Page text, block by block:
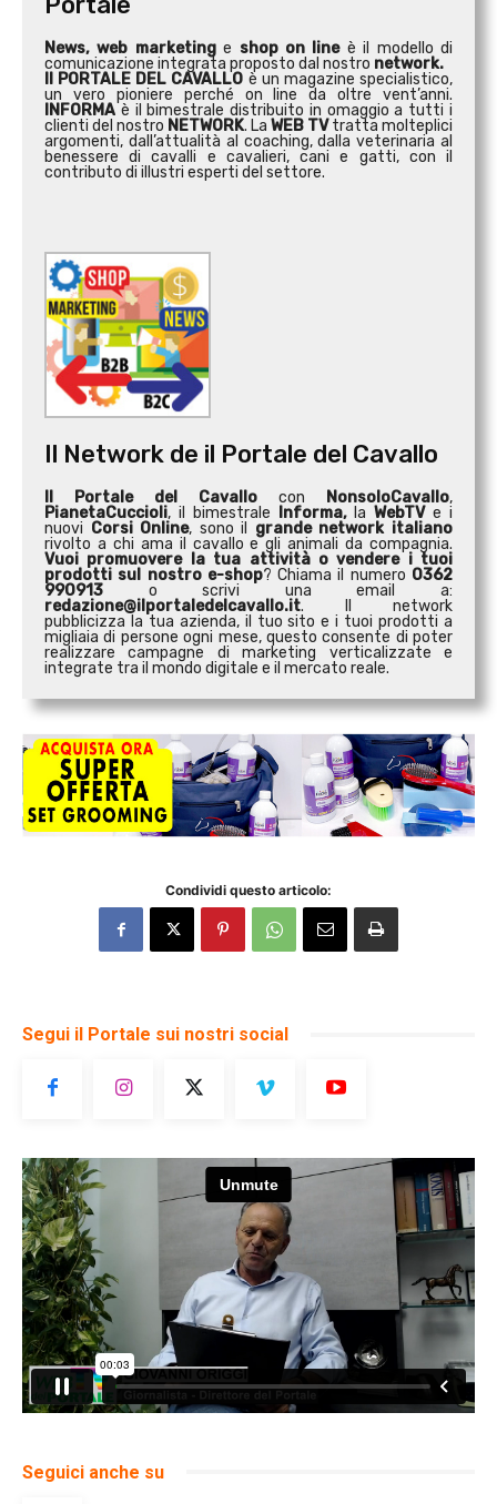
News, web marketinge shop on line è il modello di
comunicazione integrata proposto dal nostro network.
Il PORTALE DEL CAVALLO è un magazine specialistico,
un vero pioniere perché on line da oltre vent’anni.
INFORMA è il bimestrale distribuito in omaggio a tutti i
clienti del nostro NETWORK. La WEB TVtratta molteplici
argomenti, dall’attualità al coaching, dalla veterinaria al
benessere di cavalli e cavalieri, cani e gatti, con il
contributo di illustri esperti del settore.
Il Network de il Portale del Cavallo
Il Portale del Cavallo con NonsoloCavallo,
PianetaCuccioli, il bimestrale Informa,laWebTVe i
nuovi Corsi Online, sono il grande network italiano
rivolto a chi ama il cavallo e gli animali da compagnia.
Vuoi promuovere la tua attività ovendere i tuoi
prodotti sul nostro e-shop? Chiama il numero 0362
990913 o scrivi una email a:
redazione@ilportaledelcavallo.it. Il network
pubblicizza la tua azienda, il tuo sito e i tuoi prodotti a
migliaia di persone ogni mese, questo consente di poter
realizzare campagne di marketing verticalizzate e
integrate tra il mondo digitale e il mercato reale.
Condividi questo articolo:
Segui il Portale sui nostri social
Seguici anche su